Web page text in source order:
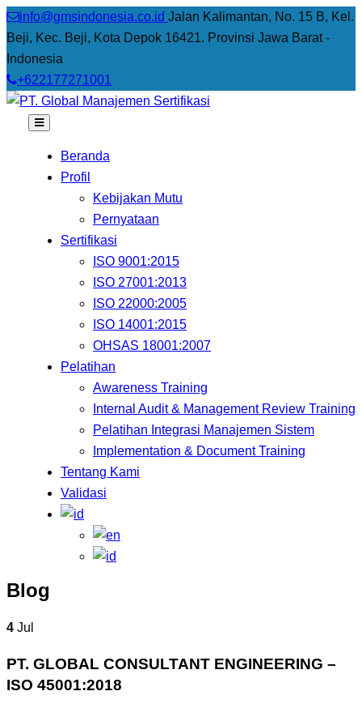
info@gmsindonesia.co.id Jalan Kalimantan, No. 15 B, Kel.
Beji, Kec. Beji, Kota Depok 16421. Provinsi Jawa Barat -
Indonesia
+622177271001
Beranda
Profil
Kebijakan Mutu
Pernyataan
Sertifikasi
ISO 9001:2015
ISO 27001:2013
ISO 22000:2005
ISO 14001:2015
OHSAS 18001:2007
Pelatihan
Awareness Training
Internal Audit & Management Review Training
Pelatihan Integrasi Manajemen Sistem
Implementation & Document Training
Tentang Kami
Validasi
Blog
4 Jul
PT. GLOBAL CONSULTANT ENGINEERING –
ISO 45001:2018